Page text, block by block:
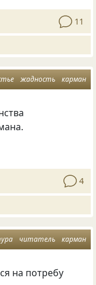
11
жадность карман
4
читатель карман
на потребу